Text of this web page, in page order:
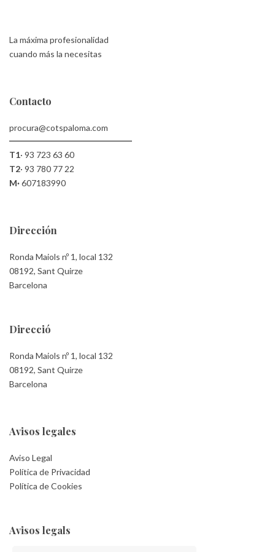
La máxima profesionalidad
cuando más la necesitas
Contacto
procura@cotspaloma.com
T1· 93 723 63 60
T2· 93 780 77 22
M·607183990
Dirección
Ronda Maiols nº 1, local 132
08192, Sant Quirze
Barcelona
Direcció
Ronda Maiols nº 1, local 132
08192, Sant Quirze
Barcelona
Avisos legales
Aviso Legal
Política de Privacidad
Política de Cookies
Avisos legals